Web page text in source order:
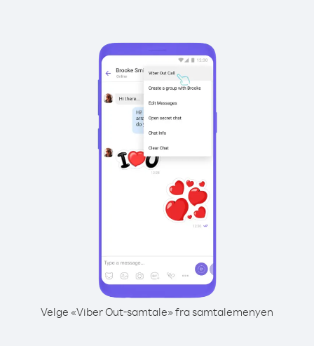
Velge «Viber Out-samtale» fra samtalemenyen